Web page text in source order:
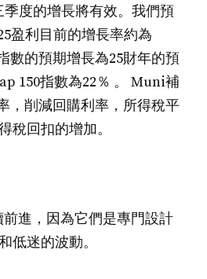
度的增長將有效。我們預
盈利目前的增長率約為
數的預期增長為25財年的預
150指數為22％ 。 Muni補
，削減回購利率，所得稅平
稅回扣的增加。
進，因為它們是專門設計
低迷的波動。